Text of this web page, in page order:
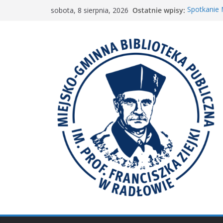
sobota, 8 sierpnia, 2026 Ostatnie wpisy: Spotkanie